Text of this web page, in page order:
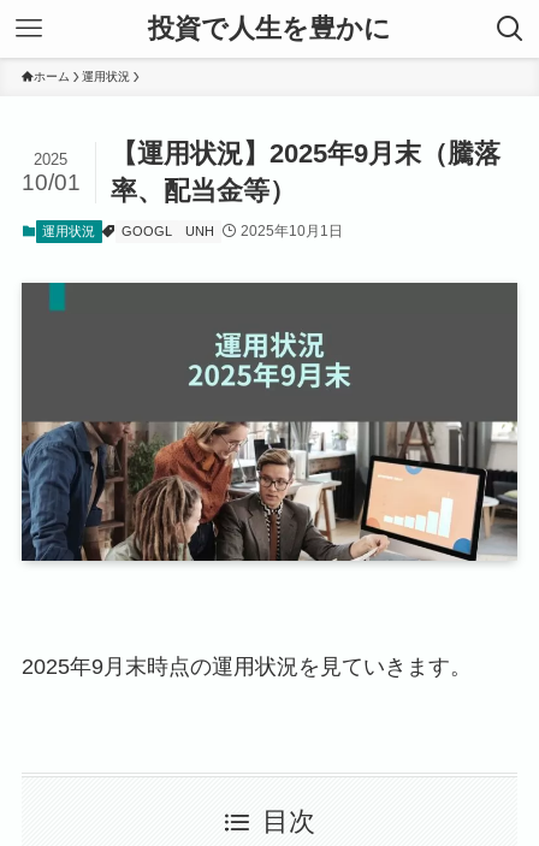
投資で人生を豊かに
ホーム 運用状況
【運用状況】2025年9月末（騰落
率、配当金等）
2025
10/01
運用状況 GOOGL UNH 2025年10月1日
2025年9月末時点の運用状況を見ていきます。
目次